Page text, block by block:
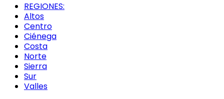
REGIONES:
Altos
Centro
Ciénega
Costa
Norte
Sierra
Sur
Valles